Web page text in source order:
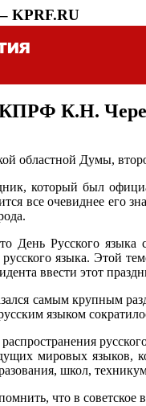
KPRF.RU
К.Н.
областной Думы,
который был
все очевиднее его
День Русского
русского языка. Этой
ввести этот
самым крупным
языком
мировых языков,
школ,
что в